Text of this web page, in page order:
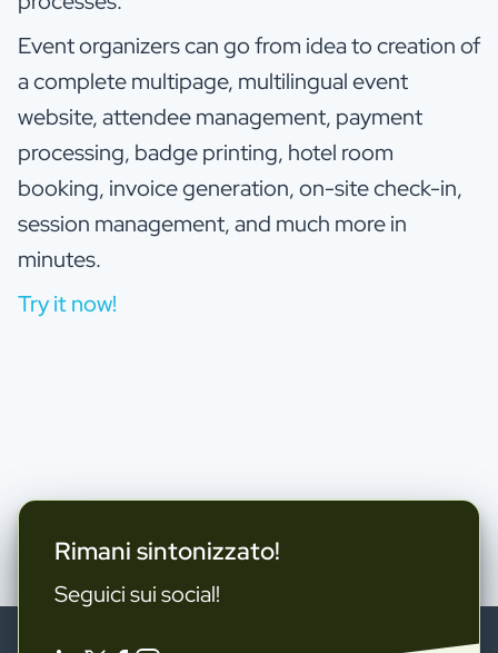
Event organizers can go from idea to creation of
a complete multipage, multilingual event
website, attendee management, payment
processing, badge printing, hotel room
booking, invoice generation, on-site check-in,
session management, and much more in
minutes.
Try it now!
Rimani sintonizzato!
Seguici sui social!